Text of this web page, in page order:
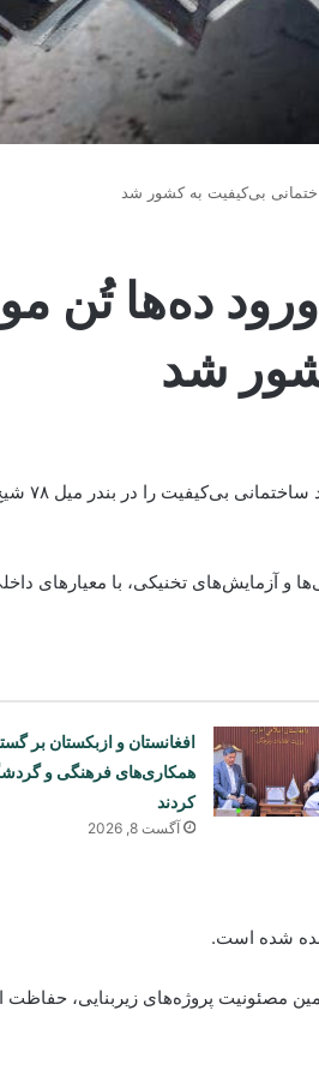
بی‌کیفیت به کشور شد
ده‌ها تُن
شد
اداره ملی معیار و کیفیت
از بررسی‌ها و آزمایش‌های تخنیکی، با معیارهای
افغانستان و ازبکستان بر
همکاری‌های فرهنگی و
کردند
آگست 8, 2026
شده است.
مصئونیت پروژه‌های زیربنایی، حفاظت